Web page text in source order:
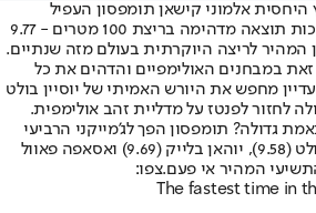
היחסית אלמוני קישאן תומפסון העפיל
לאולימפיאדת פריז 2024 בזכות תוצאה מדהימה בריצת 100 מטרים - 9.77
המהיר לריצה היוקרתית בעולם מזה שנתיים.
בלבד, עשה זאת במבחנים האולימפיים והדהים את כל
מחפש את היורש האמיתי של יוסיין בולט
לחזור לפנטז על מדליית זהב אולימפית.
גדולה? תומפסון הפך לג'מייקני הרביעי
המהיר בהיסטוריה אחרי בולט (9.58), יוהאן בלייק (9.69) ואסאפה פאוול
צפו:
The fastest time in